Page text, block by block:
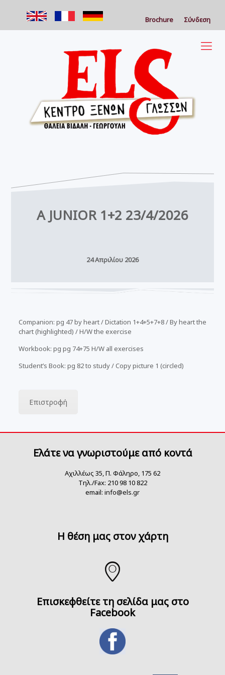
Brochure Σύνδεση
A JUNIOR 1+2 23/4/2026
24 Απριλίου 2026
Companion: pg 47 by heart / Dictation 1+4+5+7+8 / By heart the
chart (highlighted) / H/W the exercise
Workbook: pg pg 74+75 H/W all exercises
Student’s Book: pg 82 to study / Copy picture 1 (circled)
Επιστροφή
Ελάτε να γνωριστούμε από κοντά
Αχιλλέως 35, Π. Φάληρο, 175 62
Τηλ./Fax: 210 98 10 822
email: info@els.gr
H θέση μας στον χάρτη
Επισκεφθείτε τη σελίδα μας στο
Facebook